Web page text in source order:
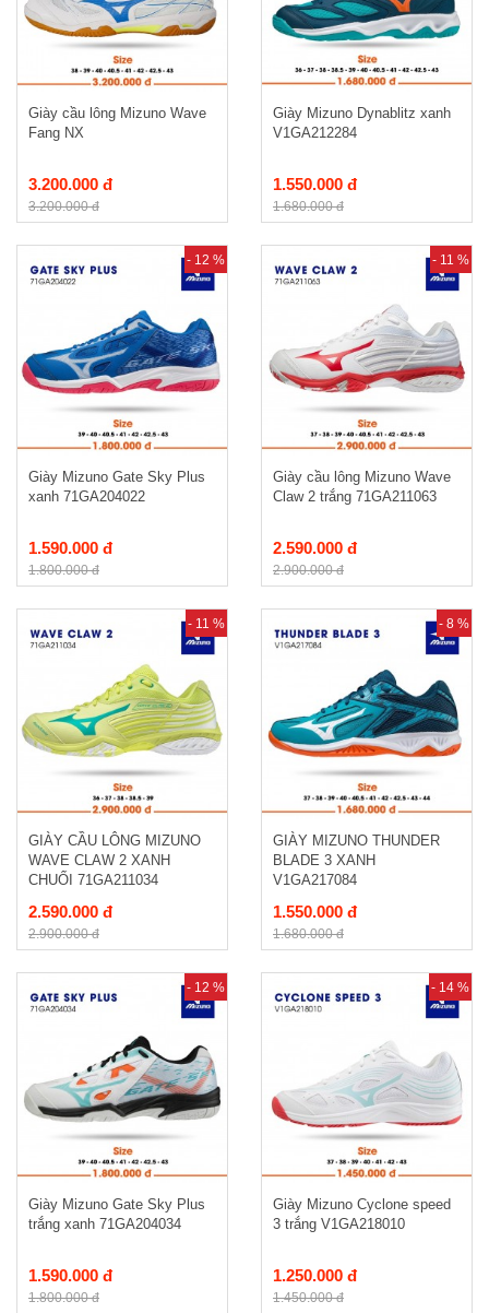
Giày cầu lông Mizuno Wave
Fang NX
3.200.000 đ
3.200.000 đ
Giày Mizuno Dynablitz xanh
V1GA212284
1.550.000 đ
1.680.000 đ
- 12 %
Giày Mizuno Gate Sky Plus
xanh 71GA204022
1.590.000 đ
1.800.000 đ
- 11 %
Giày cầu lông Mizuno Wave
Claw 2 trắng 71GA211063
2.590.000 đ
2.900.000 đ
- 11 %
GIÀY CẦU LÔNG MIZUNO
WAVE CLAW 2 XANH
CHUỐI 71GA211034
2.590.000 đ
2.900.000 đ
- 8 %
GIÀY MIZUNO THUNDER
BLADE 3 XANH
V1GA217084
1.550.000 đ
1.680.000 đ
- 12 %
Giày Mizuno Gate Sky Plus
trắng xanh 71GA204034
1.590.000 đ
1.800.000 đ
- 14 %
Giày Mizuno Cyclone speed
3 trắng V1GA218010
1.250.000 đ
1.450.000 đ